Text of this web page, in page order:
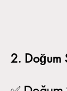
2. Doğum